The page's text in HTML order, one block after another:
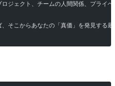
ロジェクト、チームの人間関係、プライ
そこからあなたの「真価」を発見する